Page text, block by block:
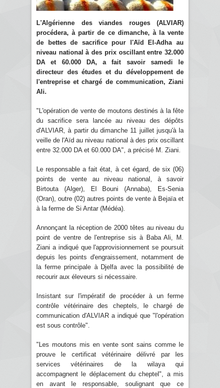
L'Algérienne des viandes rouges (ALVIAR)
procédera, à partir de ce dimanche, à la vente
de bettes de sacrifice pour l'Aïd El-Adha au
niveau national à des prix oscillant entre 32.000
DA et 60.000 DA, a fait savoir samedi le
directeur des études et du développement de
l'entreprise et chargé de communication, Ziani
Ali.
"L'opération de vente de moutons destinés à la fête
du sacrifice sera lancée au niveau des dépôts
d'ALVIAR, à partir du dimanche 11 juillet jusqu'à la
veille de l'Aïd au niveau national à des prix oscillant
entre 32.000 DA et 60.000 DA", a précisé M. Ziani.
Le responsable a fait état, à cet égard, de six (06)
points de vente au niveau national, à savoir
Birtouta (Alger), El Bouni (Annaba), Es-Senia
(Oran), outre (02) autres points de vente à Bejaïa et
à la ferme de Si Antar (Médéa).
Annonçant la réception de 2000 têtes au niveau du
point de ventre de l'entreprise sis à Baba Ali, M.
Ziani a indiqué que l'approvisionnement se poursuit
depuis les points d'engraissement, notamment de
la ferme principale à Djelfa avec la possibilité de
recourir aux éleveurs si nécessaire.
Insistant sur l'impératif de procéder à un ferme
contrôle vétérinaire des cheptels, le chargé de
communication d'ALVIAR a indiqué que "l'opération
est sous contrôle".
"Les moutons mis en vente sont sains comme le
prouve le certificat vétérinaire délivré par les
services vétérinaires de la wilaya qui
accompagnent le déplacement du cheptel", a mis
en avant le responsable, soulignant que ce